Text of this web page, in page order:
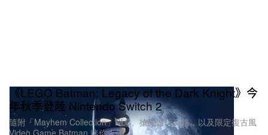
《LEGO Batman: Legacy of the Dark Knight》今
年秋季登陸 Nintendo Switch 2
隨附「Mayhem Collection」DLC、搶先遊玩資格，以及限定復古風
Video Game Batman 迷你人偶。